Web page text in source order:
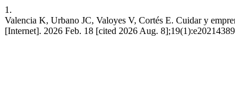
1.
Valencia K, Urbano JC, Valoyes V, Cortés E. Cuidar y
[Internet]. 2026 Feb. 18 [cited 2026 Aug.